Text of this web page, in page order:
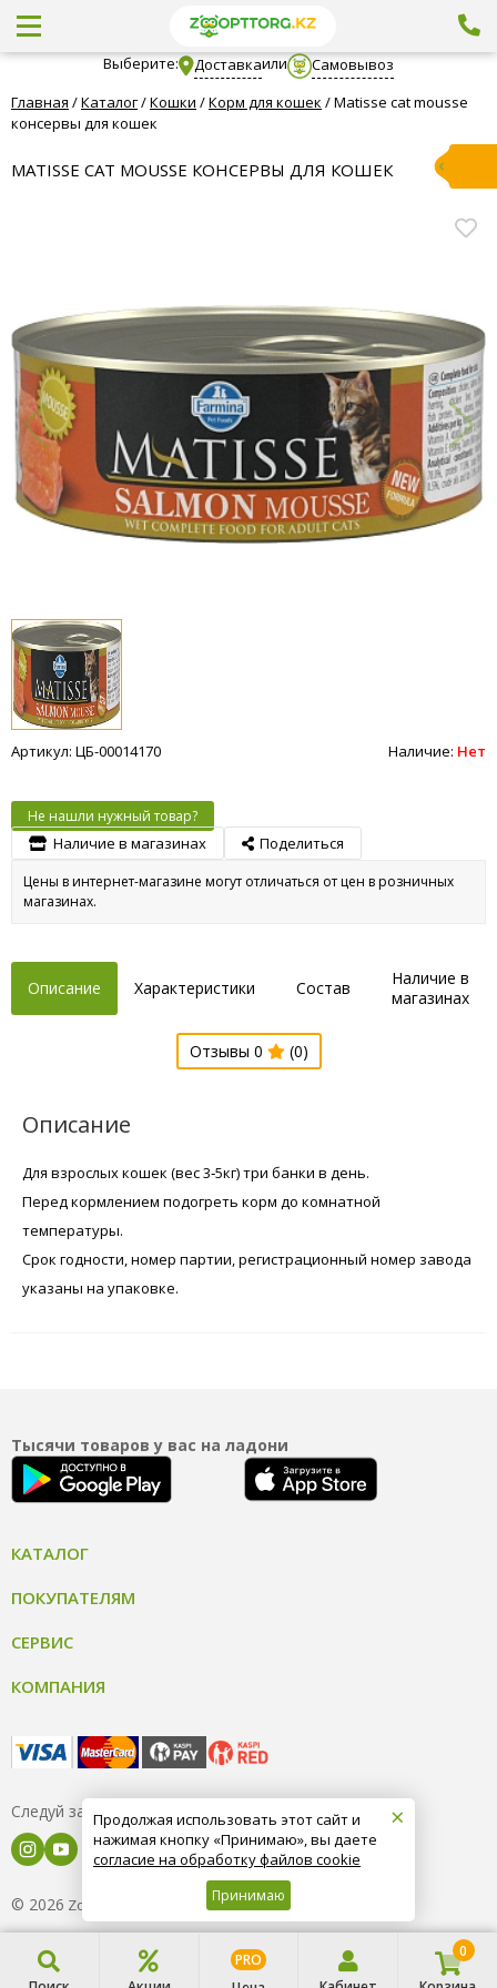
Выберите: Доставкаили
Самовывоз
Главная /Каталог/Кошки /Корм для кошек /Matisse cat mousse
консервы для кошек
MATISSE CAT MOUSSE КОНСЕРВЫ ДЛЯ КОШЕК
Артикул: ЦБ-00014170 Наличие: Нет
Не нашли нужный товар?
Наличие в магазинах Поделиться
Цены в интернет-магазине могут отличаться от цен в розничных
магазинах.
Описание Характеристики Состав
Наличие в
магазинах
Отзывы 0 (0)
Описание
Для взрослых кошек (вес 3‐5кг) три банки в день.
Перед кормлением подогреть корм до комнатной
температуры.
Срок годности, номер партии, регистрационный номер завода
указаны на упаковке.
Тысячи товаров у вас на ладони
КАТАЛОГ
ПОКУПАТЕЛЯМ
СЕРВИС
КОМПАНИЯ
Следуй за нами
© 2026 ZooOptTorg.KZ 8 (800) 004-09-40
PRO
0
×
Продолжая использовать этот сайт и
нажимая кнопку «Принимаю», вы даете
согласие на обработку файлов cookie
Принимаю